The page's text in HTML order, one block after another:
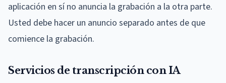
aplicación en sí no anuncia la grabación a la otra parte.
Usted debe hacer un anuncio separado antes de que
comience la grabación.
Servicios de transcripción con IA